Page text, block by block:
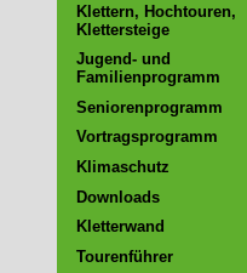
Klettern, Hochtouren,
Klettersteige
Jugend- und
Familienprogramm
Seniorenprogramm
Vortragsprogramm
Klimaschutz
Downloads
Kletterwand
Tourenführer